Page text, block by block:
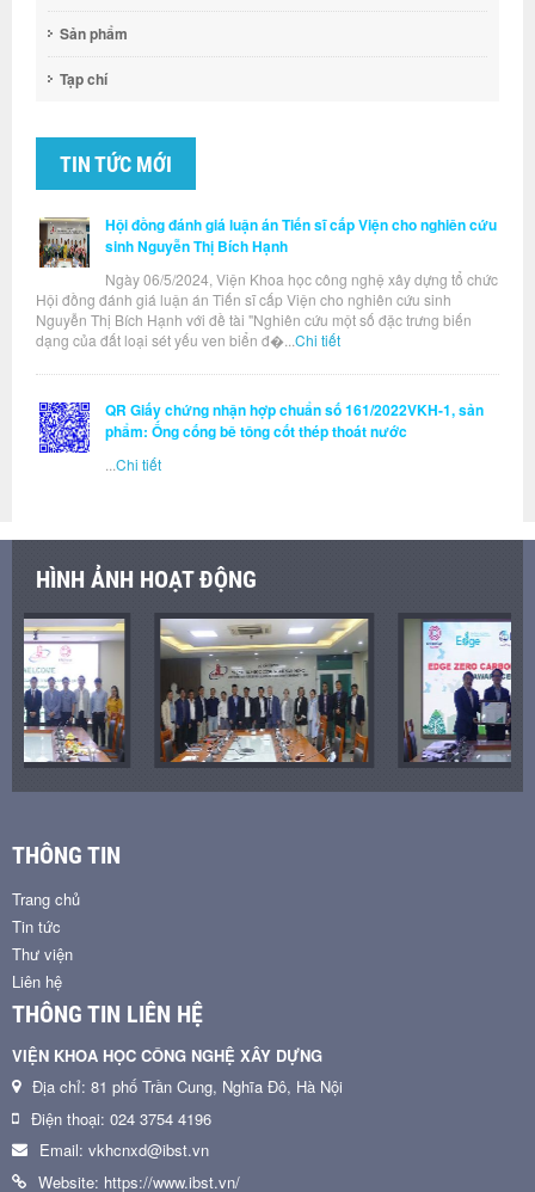
Sản phẩm
Tạp chí
TIN TỨC MỚI
Hội đồng đánh giá luận án Tiến sĩ cấp Viện cho nghiên cứu
sinh Nguyễn Thị Bích Hạnh
Ngày 06/5/2024, Viện Khoa học công nghệ xây dựng tổ chức
Hội đồng đánh giá luận án Tiến sĩ cấp Viện cho nghiên cứu sinh
Nguyễn Thị Bích Hạnh với đề tài "Nghiên cứu một số đặc trưng biến
dạng của đất loại sét yếu ven biển đ�... Chi tiết
QR Giấy chứng nhận hợp chuẩn số 161/2022VKH-1, sản
phẩm: Ống cống bê tông cốt thép thoát nước
Chi tiết
HÌNH ẢNH HOẠT ĐỘNG
THÔNG TIN
Trang chủ
Tin tức
Thư viện
Liên hệ
THÔNG TIN LIÊN HỆ
VIỆN KHOA HỌC CÔNG NGHỆ XÂY DỰNG
Địa chỉ: 81 phố Trần Cung, Nghĩa Đô, Hà Nội
Điện thoại: 024 3754 4196
Email: vkhcnxd@ibst.vn
Website: https://www.ibst.vn/